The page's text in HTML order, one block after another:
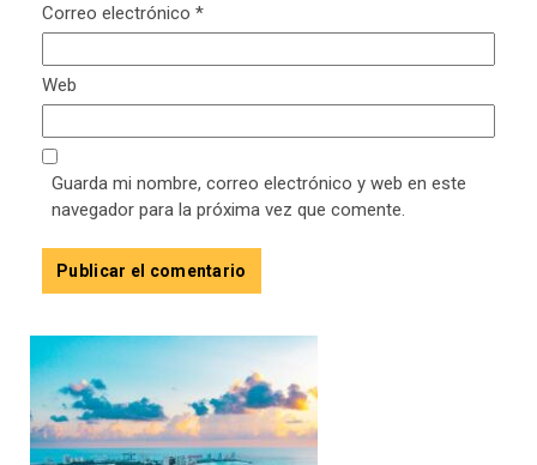
Correo electrónico *
Web
Guarda mi nombre, correo electrónico y web en este
navegador para la próxima vez que comente.